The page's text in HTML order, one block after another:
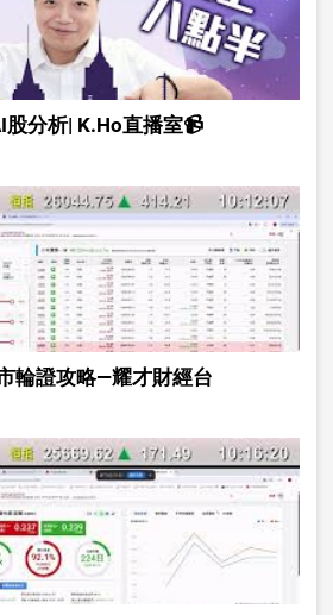
分析| K.Ho直播室📹
輪證攻略—耀才財經台